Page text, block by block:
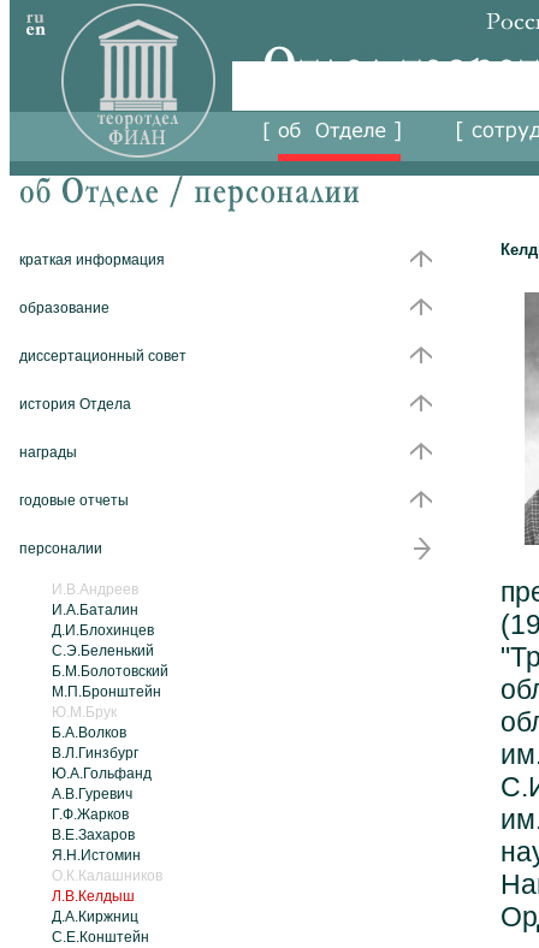
краткая информация
образование
диссертационный совет
история Отдела
награды
годовые отчеты
персоналии
И.В.Андреев
И.А.Баталин
Д.И.Блохинцев
С.Э.Беленький
Б.М.Болотовский
М.П.Бронштейн
Ю.М.Брук
Б.А.Волков
В.Л.Гинзбург
Ю.А.Гольфанд
А.В.Гуревич
Г.Ф.Жарков
В.Е.Захаров
Я.Н.Истомин
О.К.Калашников
Л.В.Келдыш
Д.А.Киржниц
С.Е.Конштейн